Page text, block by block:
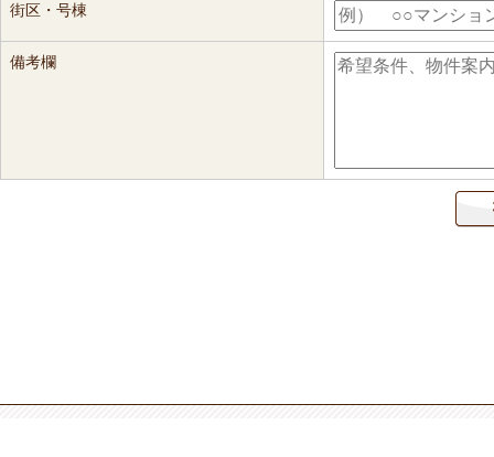
街区・号棟
備考欄